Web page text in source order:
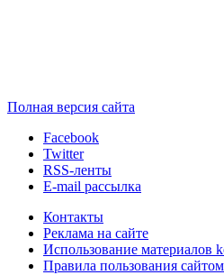
Полная версия сайта
Facebook
Twitter
RSS-ленты
E-mail рассылка
Контакты
Реклама на сайте
Использование материалов
Правила пользования сайтом